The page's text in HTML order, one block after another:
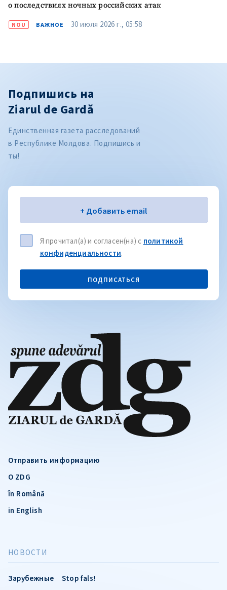
о последствиях ночных российских атак
NOU ВАЖНОЕ 30 июля 2026 г., 05:58
Отправить информацию
О ZDG
în Română
in English
НОВОСТИ
Зарубежные Stop fals!
Подпишись на
Ziarul de Gardă
Единственная газета расследований
в Республике Молдова. Подпишись и
ты!
Электронная почта+ Добавить email
Я прочитал(а) и согласен(на) с политикой
конфиденциальности.
ПОДПИСАТЬСЯ